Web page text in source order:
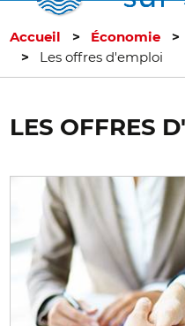
Accueil Économie
Les offres d'emploi
LES OFFRES